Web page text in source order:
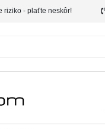
riziko - plaťte neskôr!